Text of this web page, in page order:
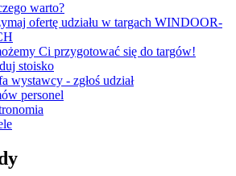
warto?
ofertę udziału w targach WINDOOR-
Ci przygotować się do targów!
stoisko
wystawcy - zgłoś udział
personel